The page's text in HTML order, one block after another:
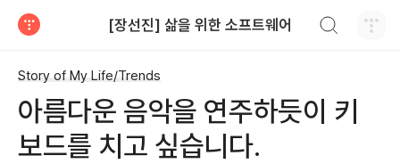
[장선진] 삶을 위한 소프트웨어
Story of My Life/Trends
아름다운 음악을 연주하듯이 키
보드를 치고 싶습니다.